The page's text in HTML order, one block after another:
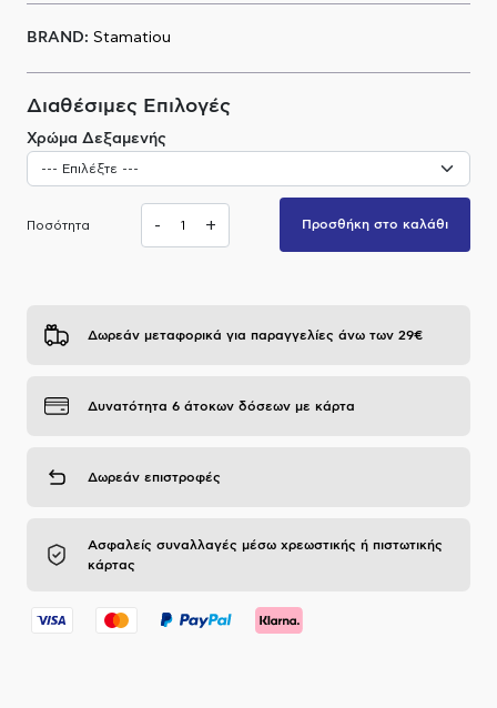
Α.Μ.Ε.Α
BRAND: Stamatiou
Διαθέσιμες Επιλογές
Χρώμα Δεξαμενής
Ποσότητα - + Προσθήκη στο καλάθι
Δωρεάν μεταφορικά για παραγγελίες άνω των 29€
Δυνατότητα 6 άτοκων δόσεων με κάρτα
Δωρεάν επιστροφές
Ασφαλείς συναλλαγές μέσω χρεωστικής ή πιστωτικής
κάρτας